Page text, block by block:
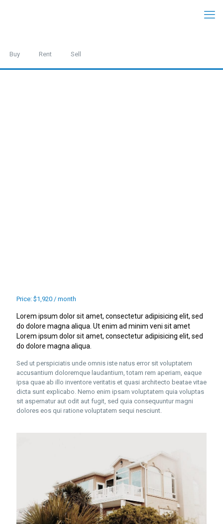
Buy Rent Sell
Price: $1,920 / month
Lorem ipsum dolor sit amet, consectetur adipisicing elit, sed
do dolore magna aliqua. Ut enim ad minim veni sit amet
Lorem ipsum dolor sit amet, consectetur adipisicing elit, sed
do dolore magna aliqua.
Sed ut perspiciatis unde omnis iste natus error sit voluptatem
accusantium doloremque laudantium, totam rem aperiam, eaque
ipsa quae ab illo inventore veritatis et quasi architecto beatae vitae
dicta sunt explicabo. Nemo enim ipsam voluptatem quia voluptas
sit aspernatur aut odit aut fugit, sed quia consequuntur magni
dolores eos qui ratione voluptatem sequi nesciunt.